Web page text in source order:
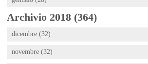
Archivio 2018 (364)
dicembre (32)
novembre (32)